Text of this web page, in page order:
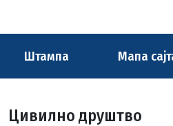
Штампа Мапа
Цивилно друштво